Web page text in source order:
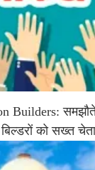
Builders:
को सख्त